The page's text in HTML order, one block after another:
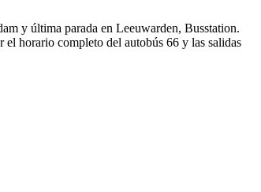
y última parada en Leeuwarden, Busstation.
el horario completo del autobús 66 y las salidas